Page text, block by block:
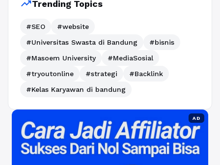
trending_upTrending Topics
#SEO
#website
#Universitas Swasta di Bandung
#bisnis
#Masoem University
#MediaSosial
#tryoutonline
#strategi
#Backlink
#Kelas Karyawan di bandung
AD